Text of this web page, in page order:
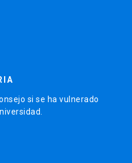
si se ha vulnerado